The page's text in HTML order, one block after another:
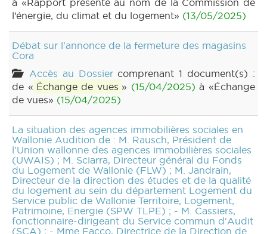
à «Rapport présenté au nom de la Commission de
l’énergie, du climat et du logement» (13/05/2025)
Débat sur l'annonce de la fermeture des magasins
Cora
Accès au Dossier comprenant 1 document(s) :
de « Échange de vues » (15/04/2025) à «Échange
de vues» (15/04/2025)
La situation des agences immobilières sociales en
Wallonie Audition de : M. Rausch, Président de
l'Union wallonne des agences immobilières sociales
(UWAIS) ; M. Sciarra, Directeur général du Fonds
du Logement de Wallonie (FLW) ; M. Jandrain,
Directeur de la direction des études et de la qualité
du logement au sein du département Logement du
Service public de Wallonie Territoire, Logement,
Patrimoine, Energie (SPW TLPE) ; - M. Cassiers,
fonctionnaire-dirigeant du Service commun d'Audit
(SCA) ; - Mme Facco, Directrice de la Direction de